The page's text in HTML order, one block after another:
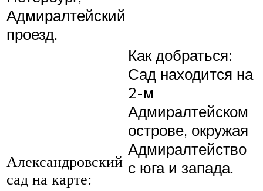
Адмиралтейский
проезд.
Александровский
сад на карте:
Как добраться:
Сад находится на
2-м
Адмиралтейском
острове, окружая
Адмиралтейство
с юга и запада.